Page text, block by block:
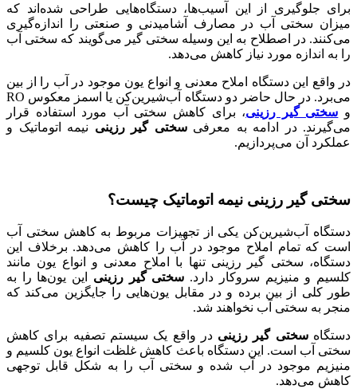
برای جلوگیری از این آسیب‌ها، دستگاه‌هایی طراحی شده‌اند که
میزان سختی آب در مصارف آشامیدنی و صنعتی را اندازه‌گیری
می‌کنند. در اصطلاح به این وسیله سختی گیر می‌گویند که سختی آب
را به اندازه مورد نیاز کاهش می‌دهد.
در واقع این دستگاه املاح معدنی و انواع یون موجود در آب را از بین
می‌برد. در حال حاضر دو دستگاه آب‌شیرین‌کن یا اسمز معکوس RO
و سختی گیر رزینی، برای کاهش سختی آب مورد استفاده قرار
می‌گیرند. در ادامه به معرفیسختی گیر رزینی نیمه اتوماتیک و
عملکرد آن می‌پردازیم.
سختی گیر رزینی نیمه اتوماتیک چیست؟
دستگاه آب‌شیرین‌کن یکی از تجهیزات مربوط به کاهش سختی آب
است که تمام املاح موجود در آب را کاهش می‌دهد. برخلاف این
دستگاه، سختی گیر رزینی تنها با املاح معدنی و انواع یون مانند
کلسیم و منیزیم سروکار دارد. سختی گیر رزینی این یون‌ها را به
طور کلی از بین برده و در مقابل یون‌هایی را جایگزین می‌کند که
منجر به سختی آب نخواهند شد.
دستگاهسختی گیر رزینی در واقع یک سیستم تصفیه برای کاهش
سختی آب است. این دستگاه باعث کاهش غلظت انواع یون کلسیم و
منیزیم موجود در آب شده و سختی آب را به شکل قابل توجهی
کاهش می‌دهد.